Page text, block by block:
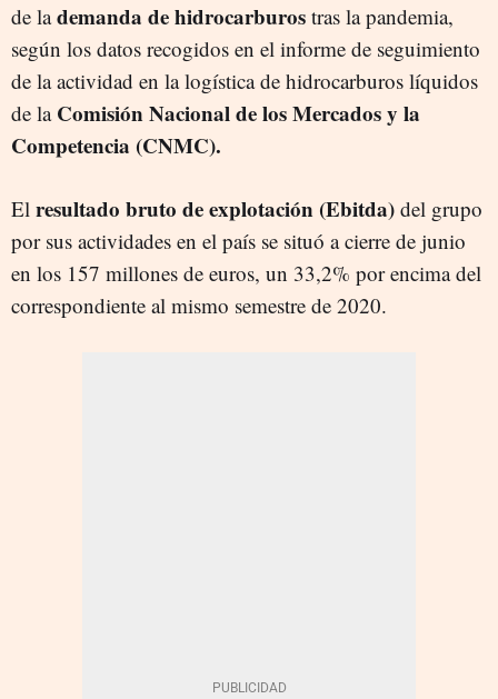
de lademanda de hidrocarburos tras la pandemia,
según los datos recogidos en el informe de seguimiento
de la actividad en la logística de hidrocarburos líquidos
de la Comisión Nacional de los Mercados y la
Competencia (CNMC).
El resultado bruto de explotación (Ebitda) del grupo
por sus actividades en el país se situó a cierre de junio
en los 157 millones de euros, un 33,2% por encima del
correspondiente al mismo semestre de 2020.